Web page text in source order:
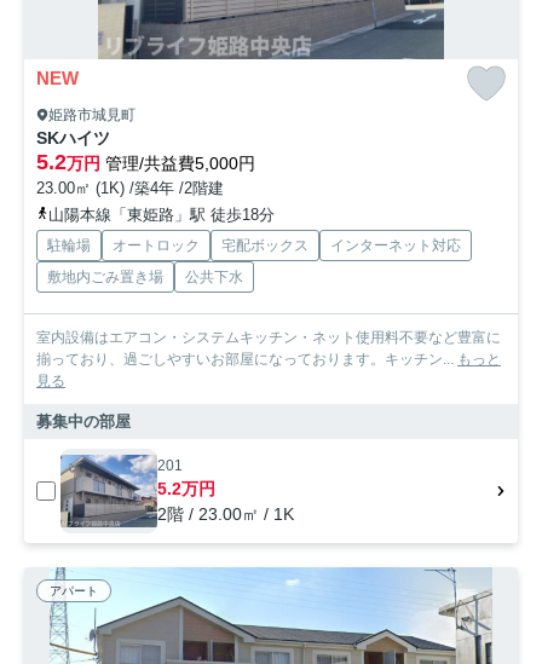
NEW
姫路市城見町
SKハイツ
5.2万円 管理/共益費5,000円
23.00㎡ (1K) /築4年 /2階建
山陽本線「東姫路」駅 徒歩18分
駐輪場 オートロック 宅配ボックス
インターネット対応
敷地内ごみ置き場
公共下水
室内設備はエアコン・システムキッチン・ネット使用料不要など豊富に
揃っており、過ごしやすいお部屋になっております。キッチン... もっと
見る
募集中の部屋
201
5.2万円
2階 / 23.00㎡ / 1K
アパート